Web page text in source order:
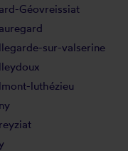
Géovreissiat
sur-valserine
luthézieu